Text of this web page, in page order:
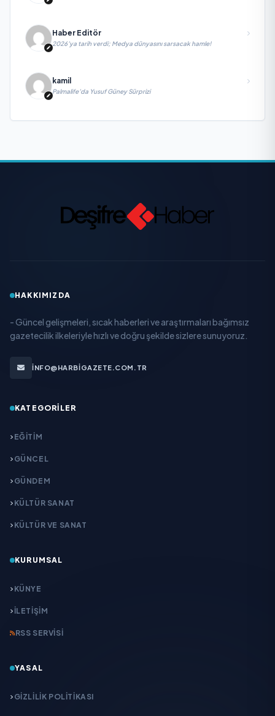
Haber Editör
2026’ya tarih verdi; Medya dünyasını sarsacak hamle!
kamil
Palmalife’da Yusuf Güney Sürprizi
HAKKIMIZDA
- Güncel gelişmeleri, sıcak haberleri ve araştırmaları bağımsız
gazetecilik ilkeleriyle hızlı ve doğru şekilde sizlere sunuyoruz.
INFO@HARBIGAZETE.COM.TR
KATEGORILER
EĞITIM
GÜNCEL
GÜNDEM
KÜLTÜR SANAT
KÜLTÜR VE SANAT
KURUMSAL
KÜNYE
İLETIŞIM
RSS SERVISI
YASAL
GIZLILIK POLITIKASI